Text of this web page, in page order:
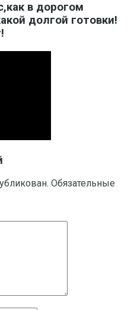
в дорогом
долгой готовки!
Обязательные